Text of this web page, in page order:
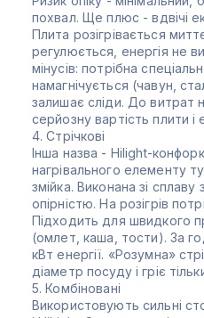
похвал. Ще плюс - вдвічі
Плита розігрівається
регулюється, енергія не
мінусів: потрібна
намагнічується (чавун,
залишає сліди. До витрат
серйозну вартість плити
4. Стрічкові
Інша назва - Hilight-
нагрівального елементу
змійка. Виконана зі
опірністю. На розігрів
Підходить для швидкого
(омлет, каша, тости). За
кВт енергії. «Розумна»
діаметр посуду і гріє
5. Комбіновані
Використовують сильні